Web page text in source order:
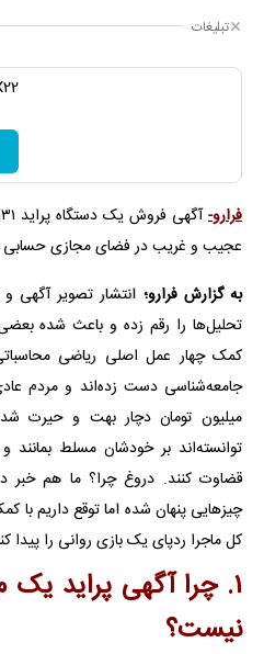
تبلیغات
فرارو-
عجیب و غریب در فضای مجازی
به گزارش فرارو؛ انتشار تصویر
تحلیل‌ها را رقم زده و باعث شده
کمک چهار عمل اصلی ریاضی
میلیون تومان دچار بهت و حیرت
توانسته‌اند بر خودشان مسلط بمانند
چیزهایی پنهان شده اما توقع داریم با
کل ماجرا ردپای یک بازی روانی را پیدا
۱. چرا آگهی پراید یک
نیست؟